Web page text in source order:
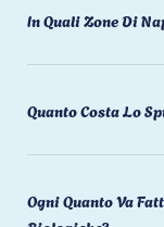
In Quali Zone Di
Quanto Costa Lo
Ogni Quanto Va